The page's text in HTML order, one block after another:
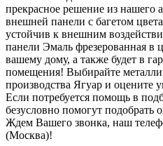
прекрасное решение из нашего
внешней панели с багетом
устойчив к внешним
панели Эмаль фрезерованная в
вашему дому, а также будет в
помещения! Выбирайте
производства Ягуар и оцените
Если потребуется помощь в
безусловно помогут подобрать
Ждем Вашего звонка, наш
(Москва)!